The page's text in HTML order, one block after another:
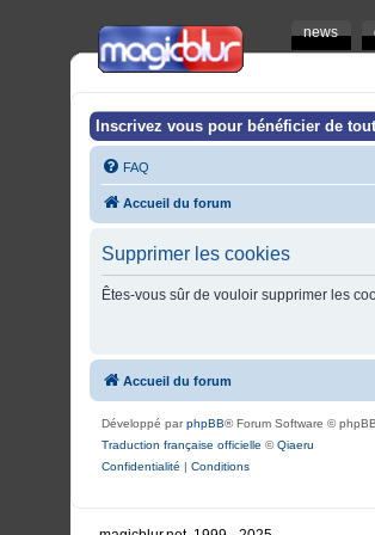
news
Inscrivez vous pour bénéficier de
FAQ
Accueil du forum
Supprimer les cookies
Êtes-vous sûr de vouloir supprimer les
Accueil du forum
Développé parphpBB® Forum Software ©
Traduction française officielle ©Qiaeru
Confidentialité | Conditions